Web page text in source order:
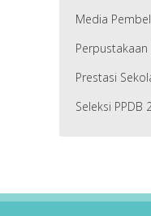
Media
Perpustakaan
Prestasi
Seleksi PPDB